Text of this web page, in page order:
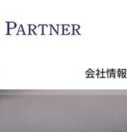
会社情報